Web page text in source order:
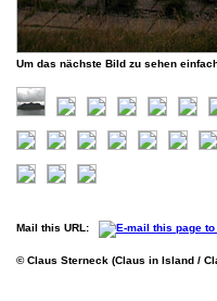
Um das nächste Bild zu sehen
Mail this URL:
© Claus Sterneck (Claus in Island /